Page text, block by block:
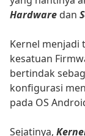
Hardware dan
Kernel menjadi
kesatuan
bertindak
konfigurasi
pada OS
Sejatinya,